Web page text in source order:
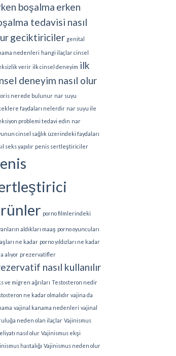
boşalma erken
tedavisi nasıl
geciktiriciler genital
nedenleri hangi ilaçlar cinsel
verir ilk cinsel deneyim ilk
deneyim nasıl olur
nerede bulunur nar suyu
faydaları nelerdir nar suyu ile
problemi tedavi edin nar
cinsel sağlık üzerindeki faydaları
seks yapılır penis sertleştiriciler
porno filmlerindeki
aldıkları maaş porno oyuncuları
ne kadar porno yıldızları ne kadar
alıyor prezervatifler
nasıl kullanılır
ve migren ağrıları Testosteron nedir
ne kadar olmalıdır vajina da
vajinal kanama nedenleri vajinal
neden olan ilaçlar Vajinismus
nasıl olur Vajinismus ekşi
hastalığı Vajinismus neden olur